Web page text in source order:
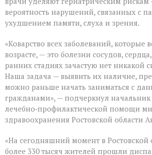
вероятность нарушений, связанных с
ухудшением памяти, слуха и зрения.
«Коварство всех заболеваний, которые
возрасте, — это болезни сосудов,
ранних стадиях зачастую нет никакой
Наша задача — выявить их наличие,
можно раньше начать заниматься с
гражданами», — подчеркнул
лечебно‑профилактической помощи
здравоохранения Ростовской области
«На сегодняшний момент в Ростовской
более 330 тысяч жителей прошли